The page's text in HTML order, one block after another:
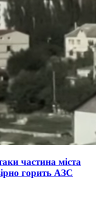
частина міста
горить АЗС